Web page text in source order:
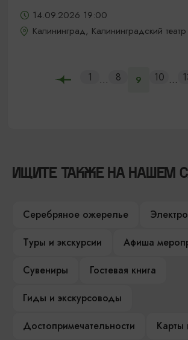
14.09.2026 19:00
Калининград, Калининградский
1 ... 8 9 10 ...
ИЩИТЕ ТАКЖЕ НА НАШЕМ
Серебряное ожерелье
Туры и экскурсии
Афиша
Сувениры
Гостевая книга
Гиды и экскурсоводы
Достопримечательности
Карты